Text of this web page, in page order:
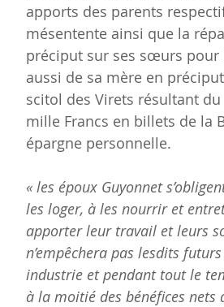
apports des parents
mésentente ainsi que la
préciput sur ses sœurs pour
aussi de sa mère en
scitol des Virets résultant
mille Francs en billets de la
épargne personnelle.
« les époux Guyonnet
les loger, à les nourrir et
apporter leur travail et leurs
n’empêchera pas lesdits
industrie et pendant tout le
à la moitié des bénéfices nets